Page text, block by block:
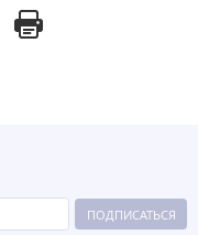
ПОДПИСАТЬСЯ